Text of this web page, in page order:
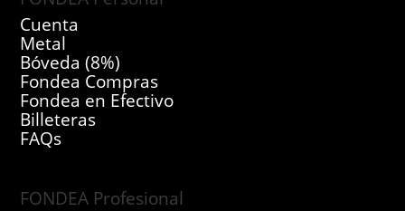
Cuenta
Metal
Bóveda (8%)
Fondea Compras
Fondea en Efectivo
Billeteras
FAQs
FONDEA Profesional